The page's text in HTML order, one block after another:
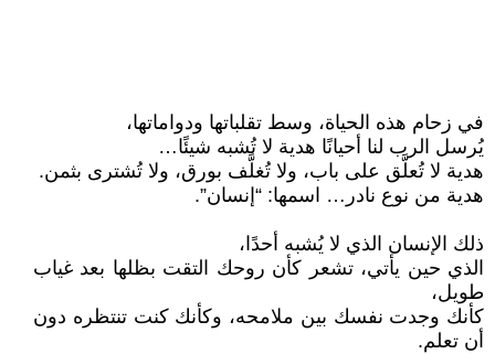
في زحام هذه الحياة، وسط تقلباتها ودواماتها،
يُرسل الرب لنا أحيانًا هدية لا تُشبه شيئًا…
هدية لا تُعلَّق على باب، ولا تُغلَّف بورق، ولا تُشترى بثمن.
هدية من نوع نادر… اسمها: “إنسان”.
ذلك الإنسان الذي لا يُشبه أحدًا،
الذي حين يأتي، تشعر كأن روحك التقت بظلها بعد غياب
طويل،
كأنك وجدت نفسك بين ملامحه، وكأنك كنت تنتظره دون
أن تعلم.